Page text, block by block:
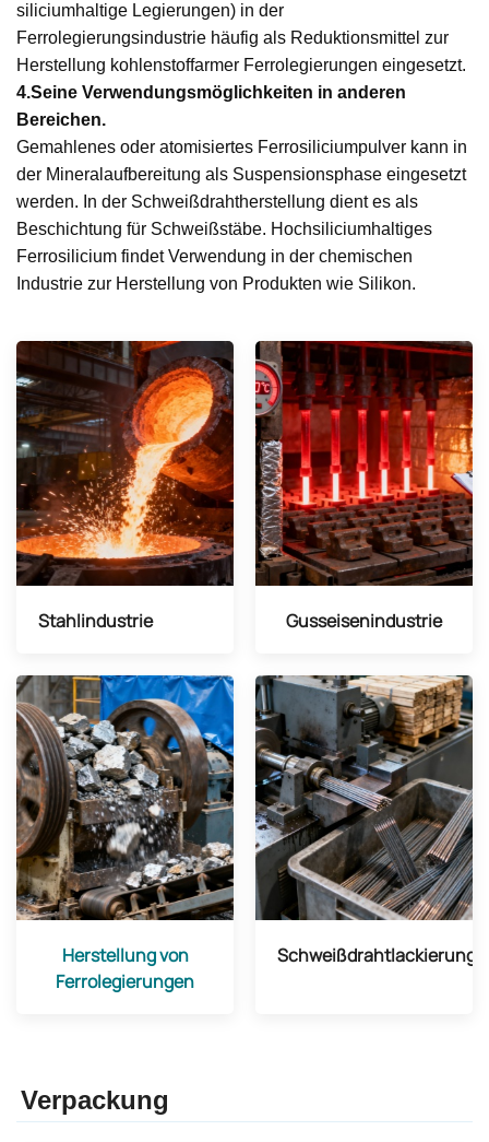
siliciumhaltige Legierungen) in der
Ferrolegierungsindustrie häufig als Reduktionsmittel zur
Herstellung kohlenstoffarmer Ferrolegierungen eingesetzt.
4.Seine Verwendungsmöglichkeiten in anderen
Bereichen.
Gemahlenes oder atomisiertes Ferrosiliciumpulver kann in
der Mineralaufbereitung als Suspensionsphase eingesetzt
werden. In der Schweißdrahtherstellung dient es als
Beschichtung für Schweißstäbe. Hochsiliciumhaltiges
Ferrosilicium findet Verwendung in der chemischen
Industrie zur Herstellung von Produkten wie Silikon.
Stahlindustrie Gusseisenindustrie
Herstellung von
Ferrolegierungen
Schweißdrahtlackierung
Verpackung